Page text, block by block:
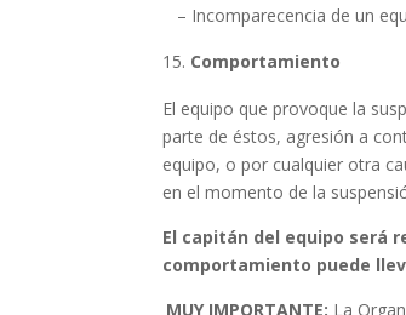
– Incomparecencia de un
Comportamiento
El equipo que provoque la
parte de éstos, agresión a
equipo, o por cualquier otra
en el momento de la
El capitán del equipo será
comportamiento puede
MUY IMPORTANTE: La